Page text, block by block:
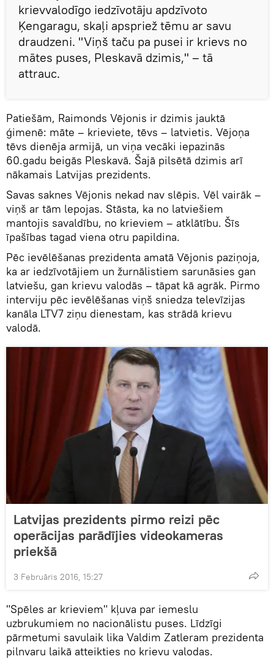
krievvalodīgo iedzīvotāju apdzīvoto
Ķengaragu, skaļi apspriež tēmu ar savu
draudzeni. "Viņš taču pa pusei ir krievs no
mātes puses, Pleskavā dzimis," – tā
attrauc.
Patiešām, Raimonds Vējonis ir dzimis jauktā
ģimenē: māte – krieviete, tēvs – latvietis. Vējoņa
tēvs dienēja armijā, un viņa vecāki iepazinās
60.gadu beigās Pleskavā. Šajā pilsētā dzimis arī
nākamais Latvijas prezidents.
Savas saknes Vējonis nekad nav slēpis. Vēl vairāk –
viņš ar tām lepojas. Stāsta, ka no latviešiem
mantojis savaldību, no krieviem – atklātību. Šīs
īpašības tagad viena otru papildina.
Pēc ievēlēšanas prezidenta amatā Vējonis paziņoja,
ka ar iedzīvotājiem un žurnālistiem sarunāsies gan
latviešu, gan krievu valodās – tāpat kā agrāk. Pirmo
interviju pēc ievēlēšanas viņš sniedza televīzijas
kanāla LTV7 ziņu dienestam, kas strādā krievu
valodā.
Latvijas prezidents pirmo reizi pēc
operācijas parādījies videokameras
priekšā
3 Februāris 2016, 15:27
"Spēles ar krieviem" kļuva par iemeslu
uzbrukumiem no nacionālistu puses. Līdzīgi
pārmetumi savulaik lika Valdim Zatleram prezidenta
pilnvaru laikā atteikties no krievu valodas.